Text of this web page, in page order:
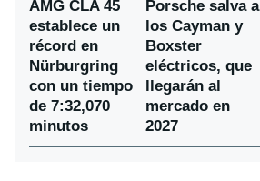
AMG CLA 45
establece un
récord en
Nürburgring
con un tiempo
de 7:32,070
minutos
Porsche salva a
los Cayman y
Boxster
eléctricos, que
llegarán al
mercado en
2027